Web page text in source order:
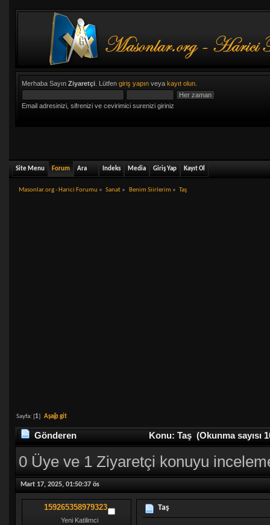
Merhaba Sayın Ziyaretçi. Lütfen giriş yapınveya kayıt olun.
Email adresinizi, sifrenizi ve cevirimici surenizi giriniz
Site Menu Forum Ara Indeks Media Giriş Yap Kayıt Ol
Masonlar.org - Harici Forumu » Sanat » Benim Siirlerim » Taş
Sayfa: [1] Aşağı git
Gönderen Konu: Taş (Okunma sayısı
0 Üye ve 1 Ziyaretçi konuyu
Mart 17, 2025, 01:50:37 ös
159265358979323
Yeni Katilimci
Taş